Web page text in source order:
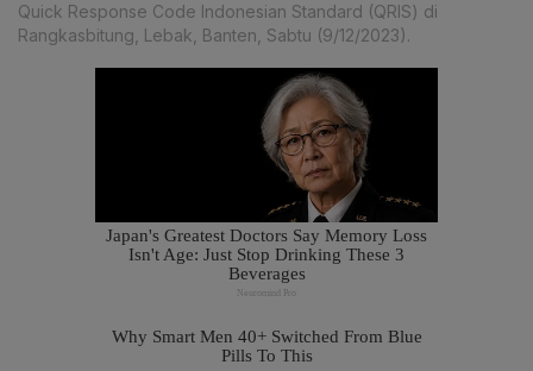
Quick Response Code Indonesian Standard (QRIS) di
Rangkasbitung, Lebak, Banten, Sabtu (9/12/2023).